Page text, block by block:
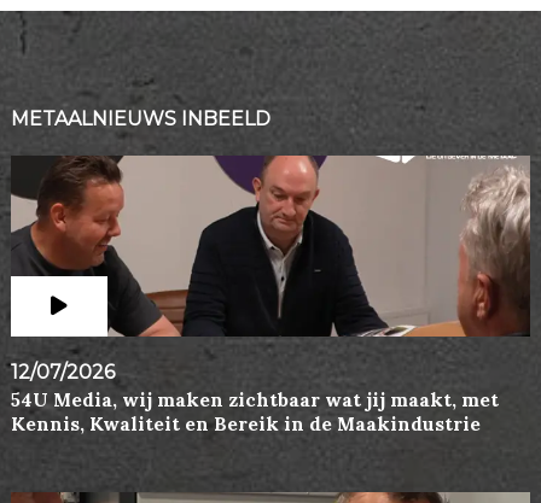
METAALNIEUWS INBEELD
12/07/2026
54U Media, wij maken zichtbaar wat jij maakt, met
Kennis, Kwaliteit en Bereik in de Maakindustrie